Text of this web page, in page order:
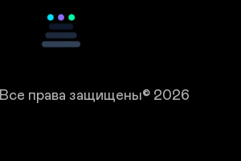
Все права защищены© 2026